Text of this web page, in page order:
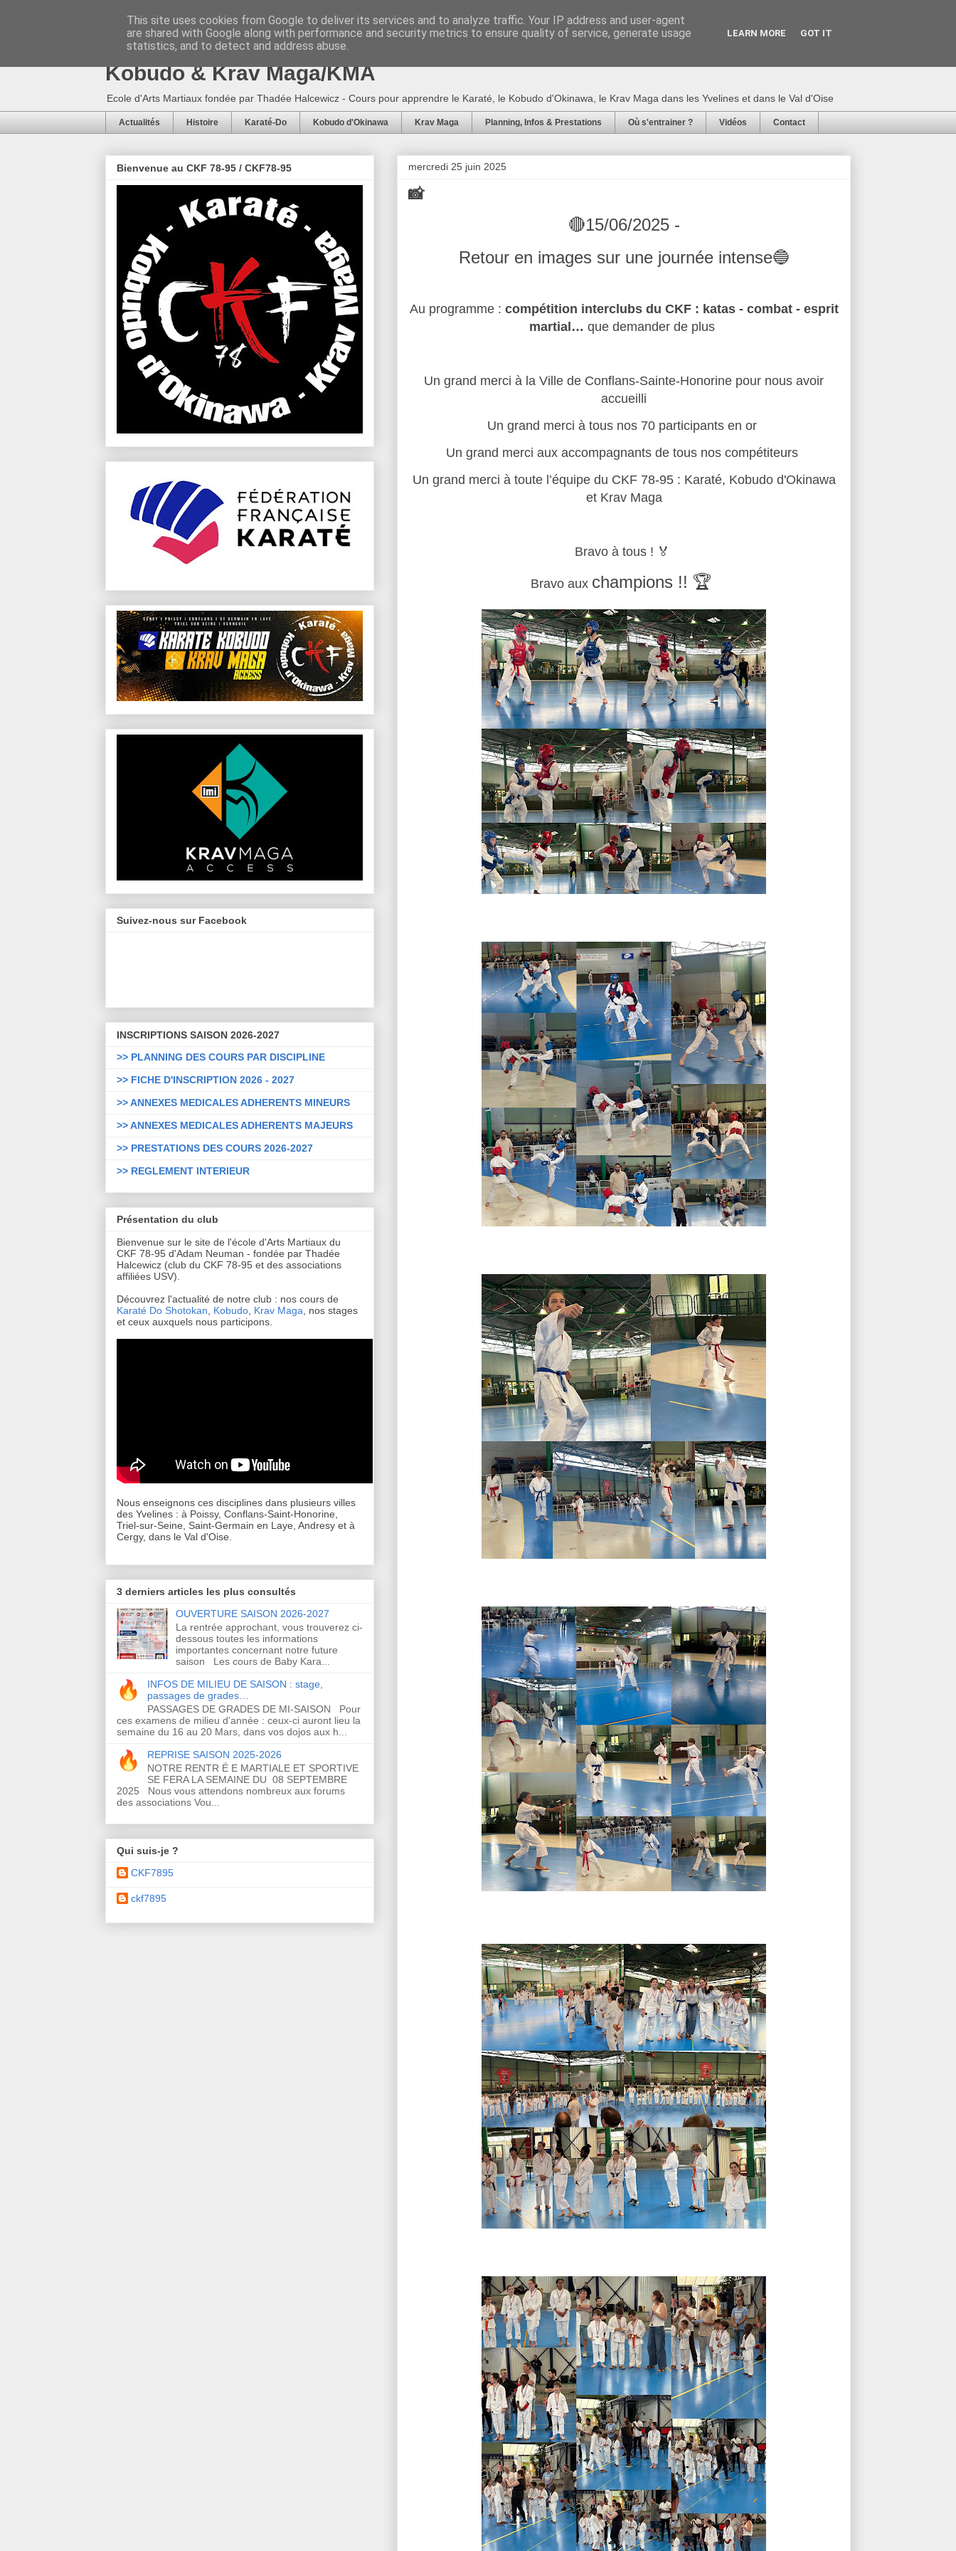
CKF 78-95 / CKF78-95 - Ecole Arts Martiaux d'Adam Neuman : Karaté,
Kobudo & Krav Maga/KMA
Ecole d'Arts Martiaux fondée par Thadée Halcewicz - Cours pour apprendre le Karaté, le Kobudo d'Okinawa, le Krav Maga dans les Yvelines et dans le Val d'Oise
Actualités Histoire Karaté-Do Kobudo d'Okinawa Krav Maga Planning, Infos & Prestations Où s'entrainer ? Vidéos Contact
mercredi 25 juin 2025
📸
🔴15/06/2025 -
Retour en images sur une journée intense🔵
Au programme : compétition interclubs du CKF : katas - combat - esprit
martial… que demander de plus
Un grand merci à la Ville de Conflans-Sainte-Honorine pour nous avoir
accueilli
Un grand merci à tous nos 70 participants en or
Un grand merci aux accompagnants de tous nos compétiteurs
Un grand merci à toute l’équipe du CKF 78-95 : Karaté, Kobudo d'Okinawa
et Krav Maga
Bravo à tous ! 🏅
Bravo aux champions !! 🏆
Bienvenue au CKF 78-95 / CKF78-95
Suivez-nous sur Facebook
INSCRIPTIONS SAISON 2026-2027
>> PLANNING DES COURS PAR DISCIPLINE
>> FICHE D'INSCRIPTION 2026 - 2027
>> ANNEXES MEDICALES ADHERENTS MINEURS
>> ANNEXES MEDICALES ADHERENTS MAJEURS
>> PRESTATIONS DES COURS 2026-2027
>> REGLEMENT INTERIEUR
Présentation du club
Bienvenue sur le site de l'école d'Arts Martiaux du
CKF 78-95 d'Adam Neuman - fondée par Thadée
Halcewicz (club du CKF 78-95 et des associations
affiliées USV).
Découvrez l'actualité de notre club : nos cours de
Karaté Do Shotokan
Kobudo Krav Maga , nos stages
et ceux auxquels nous participons.
Nous enseignons ces disciplines dans plusieurs villes
des Yvelines : à Poissy, Conflans-Saint-Honorine,
Triel-sur-Seine, Saint-Germain en Laye, Andresy et à
Cergy, dans le Val d'Oise.
3 derniers articles les plus consultés
OUVERTURE SAISON 2026-2027
La rentrée approchant, vous trouverez ci-
dessous toutes les informations
importantes concernant notre future
saison Les cours de Baby Kara...
INFOS DE MILIEU DE SAISON : stage,
passages de grades…
PASSAGES DE GRADES DE MI-SAISON Pour
ces examens de milieu d’année : ceux-ci auront lieu la
semaine du 16 au 20 Mars, dans vos dojos aux h...
REPRISE SAISON 2025-2026
NOTRE RENTR É E MARTIALE ET SPORTIVE
SE FERA LA SEMAINE DU 08 SEPTEMBRE
2025 Nous vous attendons nombreux aux forums
des associations Vou...
Qui suis-je ?
CKF7895
ckf7895
This site uses cookies from Google to deliver its services and to analyze traffic. Your IP address and user-agent
are shared with Google along with performance and security metrics to ensure quality of service, generate usage
statistics, and to detect and address abuse.
LEARN MORE GOT IT